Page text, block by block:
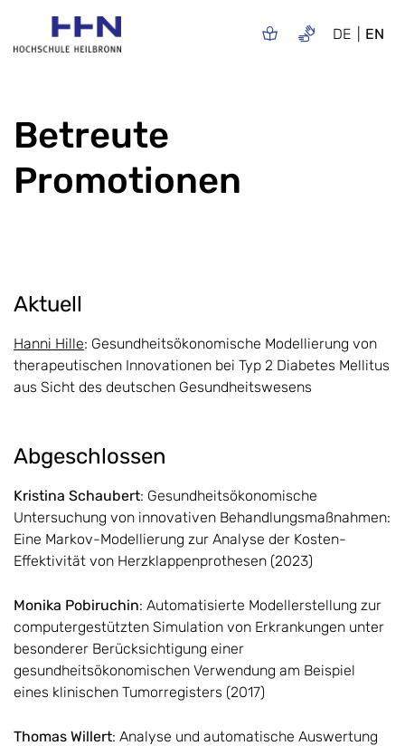
DE EN
Betreute
Promotionen
Aktuell
Hanni Hille: Gesundheitsökonomische Modellierung von
therapeutischen Innovationen bei Typ 2 Diabetes Mellitus
aus Sicht des deutschen Gesundheitswesens
Abgeschlossen
Kristina Schaubert: Gesundheitsökonomische
Untersuchung von innovativen Behandlungsmaßnahmen:
Eine Markov-Modellierung zur Analyse der Kosten-
Effektivität von Herzklappenprothesen (2023)
Monika Pobiruchin: Automatisierte Modellerstellung zur
computergestützten Simulation von Erkrankungen unter
besonderer Berücksichtigung einer
gesundheitsökonomischen Verwendung am Beispiel
eines klinischen Tumorregisters (2017)
Thomas Willert: Analyse und automatische Auswertung